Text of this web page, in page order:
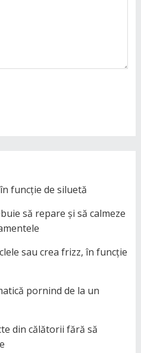
funcție de siluetă
să repare și să calmeze
sau crea frizz, în funcție
pornind de la un
din călătorii fără să